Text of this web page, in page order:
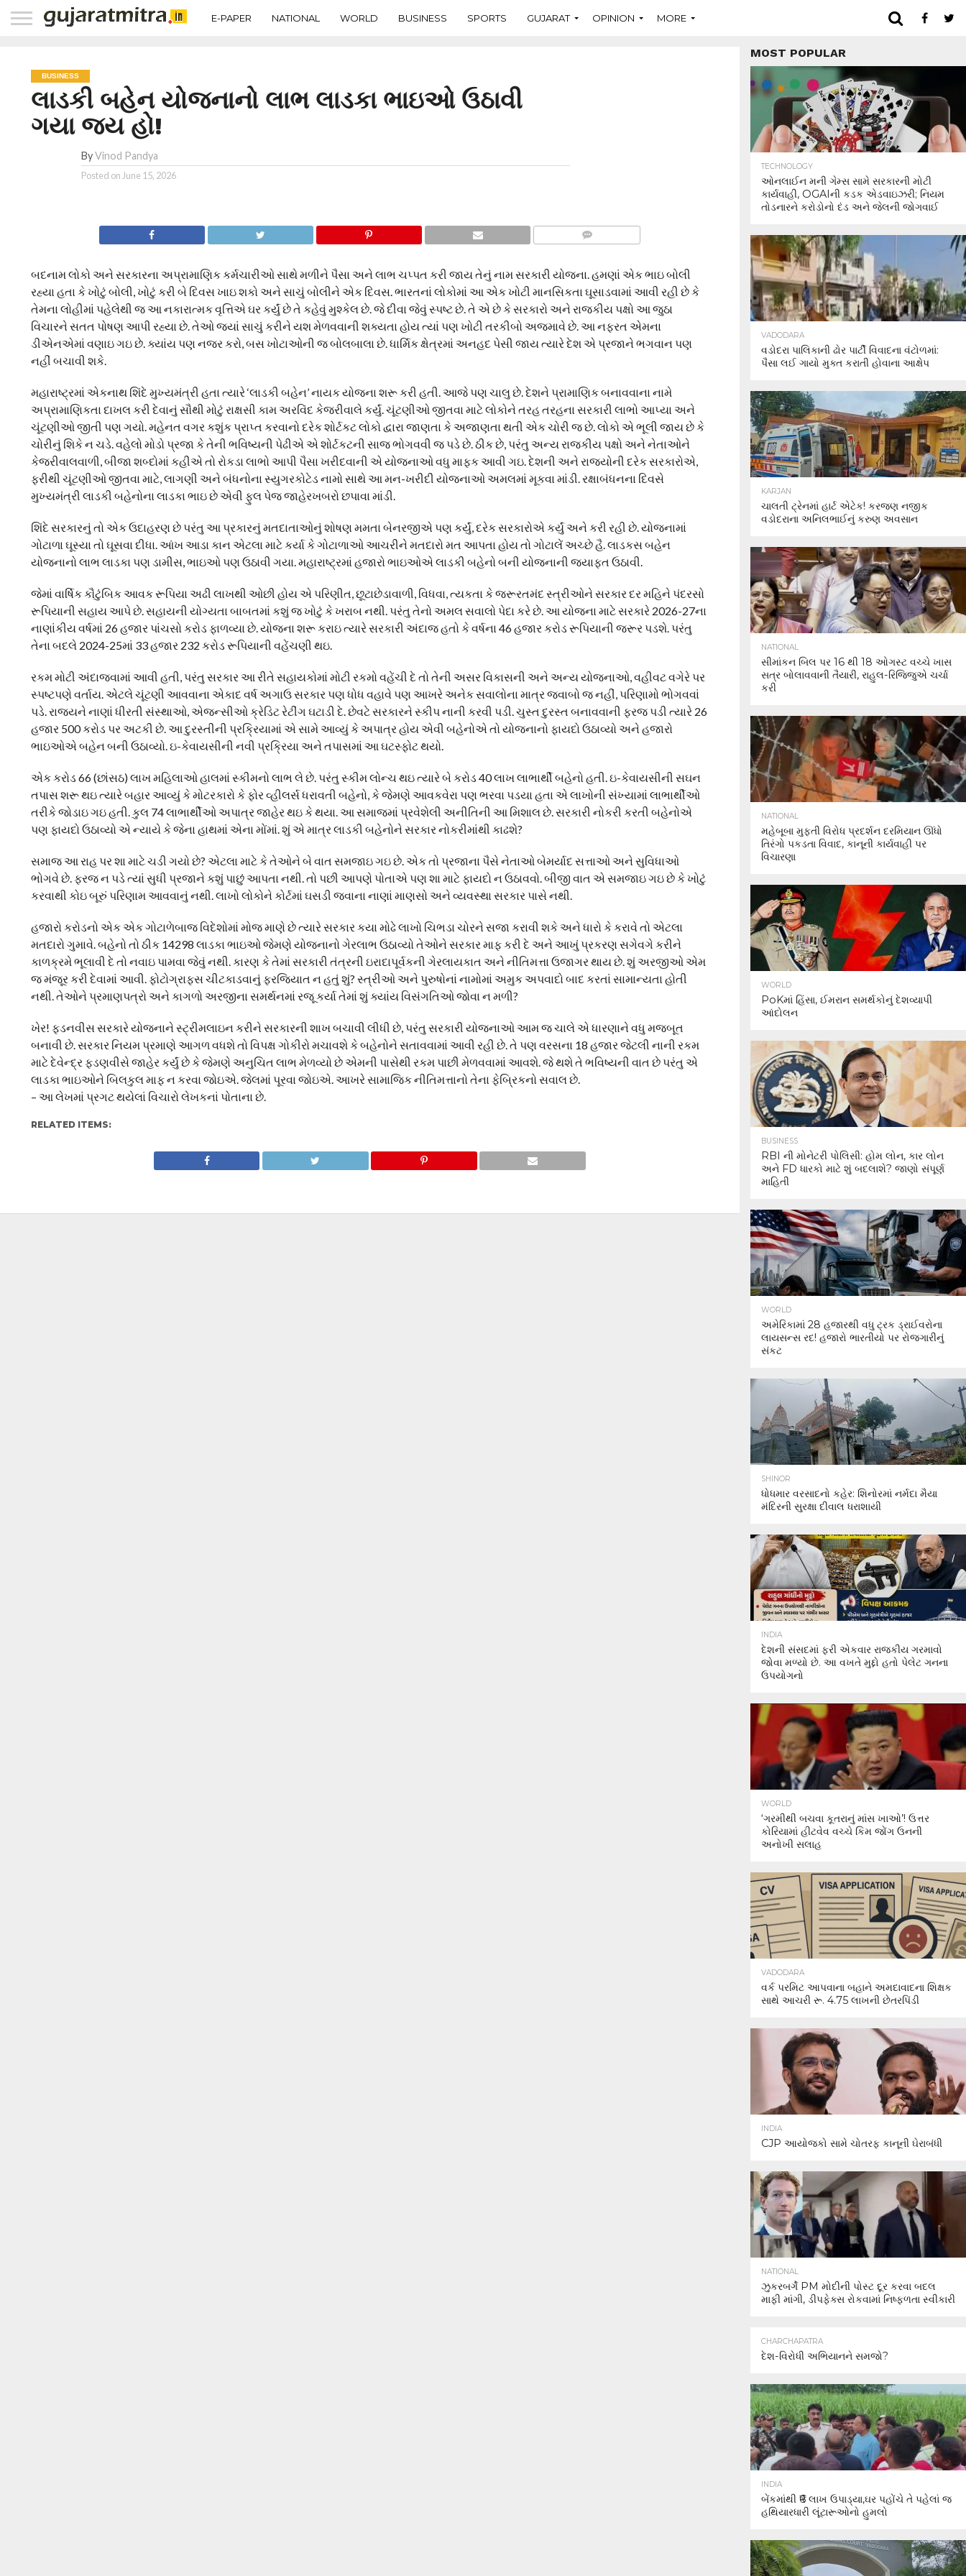
E-PAPER NATIONAL WORLD BUSINESS SPORTS GUJARAT OPINION MORE
BUSINESS
લાડકી બહેન યોજનાનો લાભ લાડકા ભાઇઓ ઉઠાવી
ગયા જય હો!
ByVinod Pandya
Posted on June 15, 2026
બદનામ લોકો અને સરકારના અપ્રામાણિક કર્મચારીઓ સાથે મળીને પૈસા અને લાભ ચપ્પત કરી જાય તેનું નામ સરકારી યોજના. હમણાં એક ભાઇ બોલી
રહ્યા હતા કે ખોટું બોલી, ખોટું કરી બે દિવસ ખાઇ શકો અને સાચું બોલીને એક દિવસ. ભારતનાં લોકોમાં આ એક ખોટી માનસિકતા ઘૂસાડવામાં આવી રહી છે કે
તેમના લોહીમાં પહેલેથી જ આ નકારાત્મક વૃત્તિએ ઘર કર્યું છે તે કહેવું મુશ્કેલ છે. જે દીવા જેવું સ્પષ્ટ છે. તે એ છે કે સરકારો અને રાજકીય પક્ષો આ જુઠા
વિચારને સતત પોષણ આપી રહ્યા છે. તેઓ જ્યાં સાચું કરીને યશ મેળવવાની શક્યતા હોય ત્યાં પણ ખોટી તરકીબો અજમાવે છે. આ નફરત એમના
ડીએનએમાં વણાઇ ગઇ છે. ક્યાંય પણ નજર કરો, બસ ખોટાઓની જ બોલબાલા છે. ધાર્મિક ક્ષેત્રમાં અનહદ પેસી જાય ત્યારે દેશ એ પ્રજાને ભગવાન પણ
નહીં બચાવી શકે.
મહારાષ્ટ્રમાં એકનાથ શિંદે મુખ્યમંત્રી હતા ત્યારે ‘લાડકી બહેન’ નાયક યોજના શરૂ કરી હતી. આજે પણ ચાલુ છે. દેશને પ્રામાણિક બનાવવાના નામે
અપ્રામાણિકતા દાખલ કરી દેવાનું સૌથી મોટું રાક્ષસી કામ અરવિંદ કેજરીવાલે કર્યું. ચૂંટણીઓ જીતવા માટે લોકોને તરહ તરહના સરકારી લાભો આપ્યા અને
ચૂંટણીઓ જીતી પણ ગયો. મહેનત વગર કશુંક પ્રાપ્ત કરવાનો દરેક શોર્ટકટ લોકો દ્વારા જાણતા કે અજાણતા થતી એક ચોરી જ છે. લોકો એ ભૂલી જાય છે કે
ચોરીનું શિકે ન ચડે. વહેલો મોડો પ્રજા કે તેની ભવિષ્યની પેઢીએ એ શોર્ટકટની સાજ ભોગવવી જ પડે છે. ઠીક છે, પરંતુ અન્ય રાજકીય પક્ષો અને નેતાઓને
કેજરીવાલવાળી, બીજા શબ્દોમાં કહીએ તો રોકડા લાભો આપી પૈસા ખરીદવાની એ યોજનાઓ વધુ માફક આવી ગઇ. દેશની અને રાજ્યોની દરેક સરકારોએ,
ફરીથી ચૂંટણીઓ જીતવા માટે, લાગણી અને બંધનોના સ્યુગરકોટેડ નામો સાથે આ મન-ખરીદી યોજનાઓ અમલમાં મૂકવા માંડી. રક્ષાબંધનના દિવસે
મુખ્યમંત્રી લાડકી બહેનોના લાડકા ભાઇ છે એવી ફુલ પેજ જાહેરખબરો છપાવા માંડી.
શિંદે સરકારનું તો એક ઉદાહરણ છે પરંતુ આ પ્રકારનું મતદાતાઓનું શોષણ મમતા બેનરજીએ પણ કર્યું, દરેક સરકારોએ કર્યું અને કરી રહી છે. યોજનામાં
ગોટાળા ઘૂસ્યા તો ઘૂસવા દીધા. આંખ આડા કાન એટલા માટે કર્યા કે ગોટાળાઓ આચરીને મતદારો મત આપતા હોય તો ગોટાલેં અચ્છે હૈ. લાડકસ બહેન
યોજનાનો લાભ લાડકા પણ ડામીસ, ભાઇઓ પણ ઉઠાવી ગયા. મહારાષ્ટ્રમાં હજારો ભાઇઓએ લાડકી બહેનો બની યોજનાની જયાફત ઉઠાવી.
જેમાં વાર્ષિક કૌટુંબિક આવક રૂપિયા અઢી લાખથી ઓછી હોય એ પરિણીત, છૂટાછેડાવાળી, વિધવા, ત્યકતા કે જરૂરતમંદ સ્ત્રીઓને સરકાર દર મહિને પંદરસો
રૂપિયાની સહાય આપે છે. સહાયની યોગ્યતા બાબતમાં કશું જ ખોટું કે ખરાબ નથી. પરંતુ તેનો અમલ સવાલો પેદા કરે છે. આ યોજના માટે સરકારે 2026-27ના
નાણાંકીય વર્ષમાં 26 હજાર પાંચસો કરોડ ફાળવ્યા છે. યોજના શરૂ કરાઇ ત્યારે સરકારી અંદાજ હતો કે વર્ષના 46 હજાર કરોડ રૂપિયાની જરૂર પડશે. પરંતુ
તેના બદલે 2024-25માં 33 હજાર 232 કરોડ રૂપિયાની વહેંચણી થઇ.
રકમ મોટી અંદાજવામાં આવી હતી, પરંતુ સરકાર આ રીતે સહાયકોમાં મોટી રકમો વહેંચી દે તો તેની અસર વિકાસની અને અન્ય યોજનાઓ, વહીવટ વગેરે પર
સ્પષ્ટપણે વર્તાય. એટલે ચૂંટણી આવવાના એકાદ વર્ષ અગાઉ સરકાર પણ ધોધ વહાવે પણ આખરે અનેક સવાલોના માત્ર જવાબો જ નહીં, પરિણામો ભોગવવાં
પડે. રાજ્યને નાણાં ધીરતી સંસ્થાઓ, એજન્સીઓ ક્રેડિટ રેટીંગ ઘટાડી દે. છેવટે સરકારને સ્કીપ નાની કરવી પડી. ચુસ્ત દુરસ્ત બનાવવાની ફરજ પડી ત્યારે 26
હજાર 500 કરોડ પર અટકી છે. આ દુરસ્તીની પ્રક્રિયામાં એ સામે આવ્યું કે અપાત્ર હોય એવી બહેનોએ તો યોજનાનો ફાયદો ઉઠાવ્યો અને હજારો
ભાઇઓએ બહેન બની ઉઠાવ્યો. ઇ-કેવાયસીની નવી પ્રક્રિયા અને તપાસમાં આ ઘટસ્ફોટ થયો.
એક કરોડ 66 (છાંસઠ) લાખ મહિલાઓ હાલમાં સ્કીમનો લાભ લે છે. પરંતુ સ્કીમ લોન્ચ થઇ ત્યારે બે કરોડ 40 લાખ લાભાર્થી બહેનો હતી. ઇ-કેવાયસીની સઘન
તપાસ શરૂ થઇ ત્યારે બહાર આવ્યું કે મોટરકારો કે ફોર વ્હીલર્સ ધરાવતી બહેનો, કે જેમણે આવકવેરા પણ ભરવા પડયા હતા એ લાખોની સંખ્યામાં લાભાર્થીઓ
તરીકે જોડાઇ ગઇ હતી. કુલ 74 લાભાર્થીઓ અપાત્ર જાહેર થઇ કે થયા. આ સમાજમાં પ્રવેશેલી અનીતિની આ મિશાલ છે. સરકારી નોકરી કરતી બહેનોએ
પણ ફાયદો ઉઠાવ્યો એ ન્યાયે કે જેના હાથમાં એના મોંમાં. શું એ માત્ર લાડકી બહેનોને સરકાર નોકરીમાંથી કાઢશે?
સમાજ આ રાહ પર શા માટે ચડી ગયો છે? એટલા માટે કે તેઓને બે વાત સમજાઇ ગઇ છે. એક તો પ્રજાના પૈસે નેતાઓ બેમર્યાદ સત્તાઓ અને સુવિધાઓ
ભોગવે છે. ફરજ ન પડે ત્યાં સુધી પ્રજાને કશું પાછું આપતા નથી. તો પછી આપણે પોતાએ પણ શા માટે ફાયદો ન ઉઠાવવો. બીજી વાત એ સમજાઇ ગઇ છે કે ખોટું
કરવાથી કોઇ બૂરું પરિણામ આવવાનું નથી. લાખો લોકોને કોર્ટમાં ઘસડી જવાના નાણાં માણસો અને વ્યવસ્થા સરકાર પાસે નથી.
હજારો કરોડનો એક એક ગોટાળેબાજ વિદેશોમાં મોજ માણે છે ત્યારે સરકાર કયા મોઢે લાખો ચિભડા ચોરને સજા કરાવી શકે અને ધારો કે કરાવે તો એટલા
મતદારો ગુમાવે. બહેનો તો ઠીક 14298 લાડકા ભાઇઓ જેમણે યોજનાનો ગેરલાભ ઉઠાવ્યો તેઓને સરકાર માફ કરી દે અને આખું પ્રકરણ સગેવગે કરીને
કાળક્રમે ભૂલાવી દે તો નવાઇ પામવા જેવું નથી. કારણ કે તેમાં સરકારી તંત્રની ઇરાદાપૂર્વકની ગેરલાયકાત અને નીતિમત્તા ઉજાગર થાય છે. શું અરજીઓ એમ
જ મંજૂર કરી દેવામાં આવી. ફોટોગ્રાફ્સ ચીટકાડવાનું ફરજિયાત ન હતું શું? સ્ત્રીઓ અને પુરુષોનાં નામોમાં અમુક અપવાદો બાદ કરતાં સામાન્યતા હોતી
નથી. તેઓને પ્રમાણપત્રો અને કાગળો અરજીના સમર્થનમાં રજૂ કર્યા તેમાં શું ક્યાંય વિસંગતિઓ જોવા ન મળી?
ખેર! ફડનવીસ સરકારે યોજનાને સ્ટ્રીમલાઇન કરીને સરકારની શાખ બચાવી લીધી છે, પરંતુ સરકારી યોજનાઓ આમ જ ચાલે એ ધારણાને વધુ મજબૂત
બનાવી છે. સરકાર નિયમ પ્રમાણે આગળ વધશે તો વિપક્ષ ગોકીરો મચાવશે કે બહેનોને સતાવવામાં આવી રહી છે. તે પણ વરસના 18 હજાર જેટલી નાની રકમ
માટે દેવેન્દ્ર ફડણવીસે જાહેર કર્યું છે કે જેમણે અનુચિત લાભ મેળવ્યો છે એમની પાસેથી રકમ પાછી મેળવવામાં આવશે. જે થશે તે ભવિષ્યની વાત છે પરંતુ એ
લાડકા ભાઇઓને બિલકુલ માફ ન કરવા જોઇએ. જેલમાં પૂરવા જોઇએ. આખરે સામાજિક નીતિમત્તાનો તેના ફેબ્રિકનો સવાલ છે.
– આ લેખમાં પ્રગટ થયેલાં વિચારો લેખકનાં પોતાના છે.
RELATED ITEMS:
MOST POPULAR
TECHNOLOGY
ઓનલાઈન મની ગેમ્સ સામે સરકારની મોટી
કાર્યવાહી, OGAIની કડક એડવાઇઝરી; નિયમ
તોડનારને કરોડોનો દંડ અને જેલની જોગવાઈ
VADODARA
વડોદરા પાલિકાની ઢોર પાર્ટી વિવાદના વંટોળમાં:
પૈસા લઈ ગાયો મુક્ત કરાતી હોવાના આક્ષેપ
KARJAN
ચાલતી ટ્રેનમાં હાર્ટ એટેક! કરજણ નજીક
વડોદરાના અનિલભાઈનું કરુણ અવસાન
NATIONAL
સીમાંકન બિલ પર 16 થી 18 ઓગસ્ટ વચ્ચે ખાસ
સત્ર બોલાવવાની તૈયારી, રાહુલ-રિજિજુએ ચર્ચા
કરી
NATIONAL
મહેબૂબા મુફ્તી વિરોધ પ્રદર્શન દરમિયાન ઊંધો
તિરંગો પકડતા વિવાદ, કાનૂની કાર્યવાહી પર
વિચારણા
WORLD
PoKમાં હિંસા, ઈમરાન સમર્થકોનું દેશવ્યાપી
આંદોલન
BUSINESS
RBI ની મોનેટરી પોલિસી: હોમ લોન, કાર લોન
અને FD ધારકો માટે શું બદલાશે? જાણો સંપૂર્ણ
માહિતી
WORLD
અમેરિકામાં 28 હજારથી વધુ ટ્રક ડ્રાઈવરોના
લાયસન્સ રદ! હજારો ભારતીયો પર રોજગારીનું
સંકટ
SHINOR
ધોધમાર વરસાદનો કહેર: શિનોરમાં નર્મદા મૈયા
મંદિરની સુરક્ષા દીવાલ ધરાશાયી
INDIA
દેશની સંસદમાં ફરી એકવાર રાજકીય ગરમાવો
જોવા મળ્યો છે. આ વખતે મુદ્દો હતો પેલેટ ગનના
ઉપયોગનો
WORLD
‘ગરમીથી બચવા કૂતરાનું માંસ ખાઓ’! ઉત્તર
કોરિયામાં હીટવેવ વચ્ચે કિમ જોંગ ઉનની
અનોખી સલાહ
VADODARA
વર્ક પરમિટ આપવાના બહાને અમદાવાદના શિક્ષક
સાથે આચરી રૂ. 4.75 લાખની છેતરપિંડી
INDIA
CJP આયોજકો સામે ચોતરફ કાનૂની ઘેરાબંધી
NATIONAL
ઝુકરબર્ગે PM મોદીની પોસ્ટ દૂર કરવા બદલ
માફી માંગી, ડીપફેક્સ રોકવામાં નિષ્ફળતા સ્વીકારી
CHARCHAPATRA
દેશ-વિરોધી અભિયાનને સમજો?
INDIA
બેંકમાંથી ₹6 લાખ ઉપાડ્યા,ઘર પહોંચે તે પહેલાં જ
હથિયારધારી લૂંટારૂઓનો હુમલો